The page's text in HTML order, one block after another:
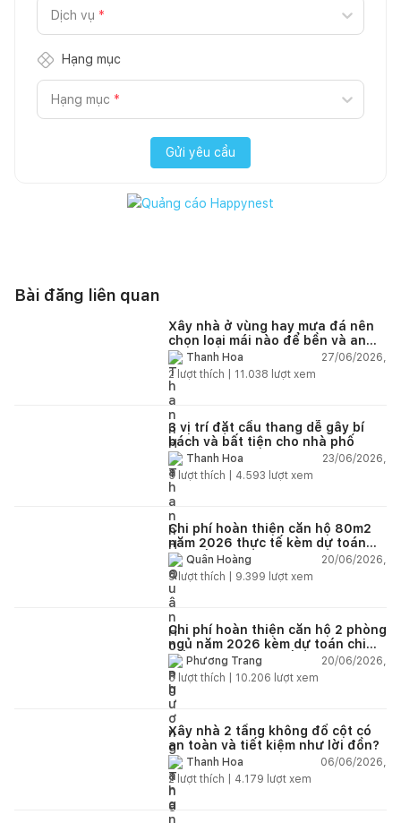
Dịch vụ *
Hạng mục
Hạng mục *
Gửi yêu cầu
Bài đăng liên quan
Xây nhà ở vùng hay mưa đá nên
chọn loại mái nào để bền và an
toàn?Thanh Hoa
27/06/2026,
2 lượt thích | 11.038 lượt xem
3 vị trí đặt cầu thang dễ gây bí
bách và bất tiện cho nhà phố
Thanh Hoa
23/06/2026,
5 lượt thích | 4.593 lượt xem
Chi phí hoàn thiện căn hộ 80m2
năm 2026 thực tế kèm dự toán
chi tiết từng hạng mục
Quân Hoàng
20/06/2026,
9lượt thích | 9.399 lượt xem
Chi phí hoàn thiện căn hộ 2 phòng
ngủ năm 2026 kèm dự toán chi
tiết và ví dụ thực tế
Phương Trang
20/06/2026,
5 lượt thích | 10.206 lượt xem
Xây nhà 2 tầng không đổ cột có
an toàn và tiết kiệm như lời đồn?
Thanh Hoa
06/06/2026,
2lượt thích | 4.179 lượt xem